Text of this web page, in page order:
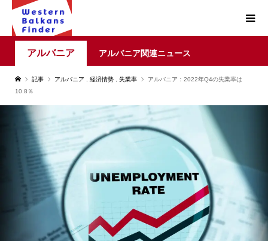
アルバニア アルバニア関連ニュース
記事 アルバニア 経済情勢 失業率
アルバニア：2022年Q4の失業率は
10.8％